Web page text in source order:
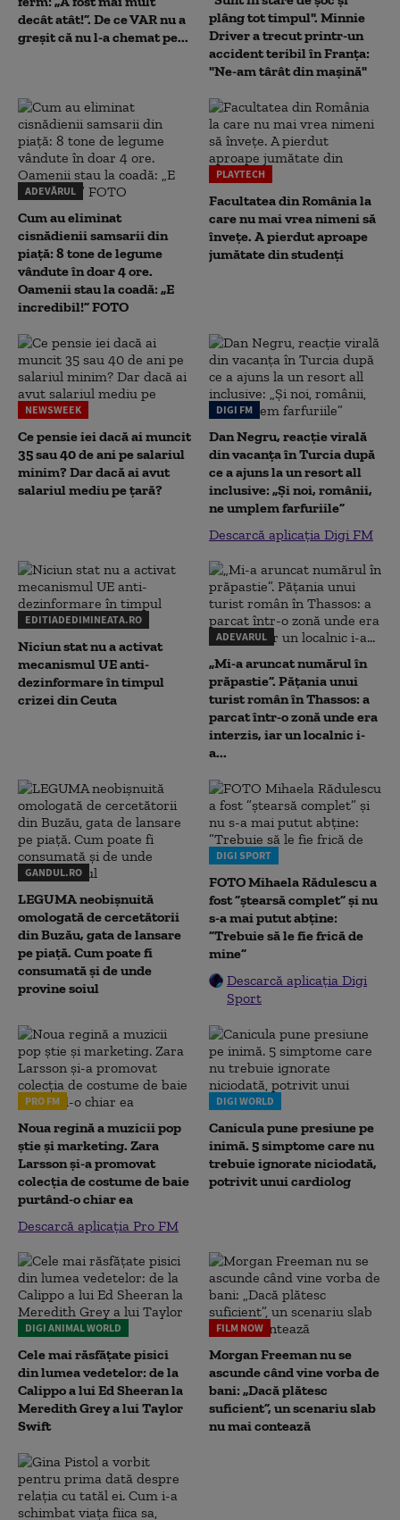
decât atât!”. De ce VAR nu a
greșit că nu l-a chemat pe...
plâng tot timpul". Minnie
Driver a trecut printr-un
accident teribil în Franța:
"Ne-am târât din mașină"
ADEVĂRUL
Cum au eliminat
cisnădienii samsarii din
piață: 8 tone de legume
vândute în doar 4 ore.
Oamenii stau la coadă: „E
incredibil!” FOTO
PLAYTECH
Facultatea din România la
care nu mai vrea nimeni să
înveţe. A pierdut aproape
jumătate din studenţi
NEWSWEEK
Ce pensie iei dacă ai muncit
35 sau 40 de ani pe salariul
minim? Dar dacă ai avut
salariul mediu pe țară?
DIGI FM
Dan Negru, reacție virală
din vacanța în Turcia după
ce a ajuns la un resort all
inclusive: „Și noi, românii,
ne umplem farfuriile”
Descarcă aplicația Digi FM
EDITIADEDIMINEATA.RO
Niciun stat nu a activat
mecanismul UE anti-
dezinformare în timpul
crizei din Ceuta
ADEVARUL
„Mi-a aruncat numărul în
prăpastie”. Pățania unui
turist român în Thassos: a
parcat într-o zonă unde era
interzis, iar un localnic i-
a...
GANDUL.RO
LEGUMA neobișnuită
omologată de cercetătorii
din Buzău, gata de lansare
pe piață. Cum poate fi
consumată și de unde
provine soiul
DIGI SPORT
FOTO Mihaela Rădulescu a
fost ”ștearsă complet” și nu
s-a mai putut abține:
”Trebuie să le fie frică de
mine”
Descarcă aplicația Digi
Sport
PRO FM
Noua regină a muzicii pop
știe și marketing. Zara
Larsson și-a promovat
colecția de costume de baie
purtând-o chiar ea
Descarcă aplicația Pro FM
DIGI WORLD
Canicula pune presiune pe
inimă. 5 simptome care nu
trebuie ignorate niciodată,
potrivit unui cardiolog
DIGI ANIMAL WORLD
Cele mai răsfățate pisici
din lumea vedetelor: de la
Calippo a lui Ed Sheeran la
Meredith Grey a lui Taylor
Swift
FILM NOW
Morgan Freeman nu se
ascunde când vine vorba de
bani: „Dacă plătesc
suficient”, un scenariu slab
nu mai contează